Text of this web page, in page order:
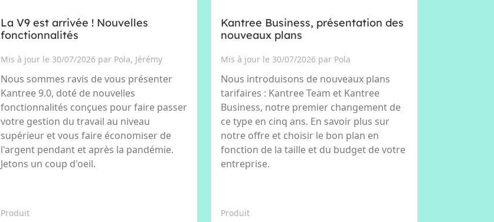
La V9 est arrivée ! Nouvelles
fonctionnalités
Mis à jour le 30/07/2026 par Pola, Jérémy
Nous sommes ravis de vous présenter
Kantree 9.0, doté de nouvelles
fonctionnalités conçues pour faire passer
votre gestion du travail au niveau
supérieur et vous faire économiser de
l'argent pendant et après la pandémie.
Jetons un coup d'oeil.
Produit
Kantree Business, présentation des
nouveaux plans
Mis à jour le 30/07/2026 par Pola
Nous introduisons de nouveaux plans
tarifaires : Kantree Team et Kantree
Business, notre premier changement de
ce type en cinq ans. En savoir plus sur
notre offre et choisir le bon plan en
fonction de la taille et du budget de votre
entreprise.
Produit